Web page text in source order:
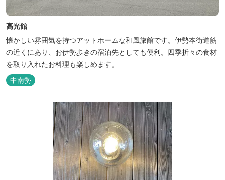
高光館
懐かしい雰囲気を持つアットホームな和風旅館です。伊勢本街道筋
の近くにあり、お伊勢歩きの宿泊先としても便利。四季折々の食材
を取り入れたお料理も楽しめます。
中南勢